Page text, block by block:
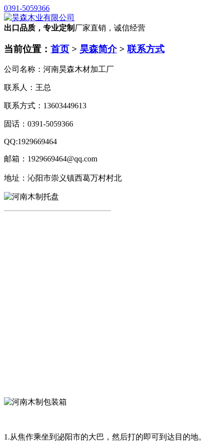
0391-5059366
出口品质，专业定制 厂家直销，诚信经营
当前位置： 首页 > 昊森简介> 联系方式
公司名称：河南昊森木材加工厂
联系人：王总
联系方式：13603449613
固话：0391-5059366
QQ:1929669464
邮箱：1929669464@qq.com
地址： 沁阳市崇义镇西葛万村村北
1.从焦作乘坐到泌阳市的大巴，然后打的即可到达目的地。